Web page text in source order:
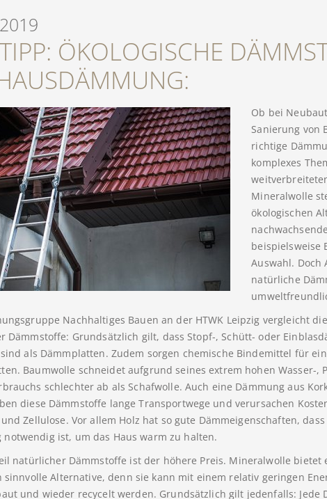
ÖKOLOGISCHE
Ob bei
Sanierung von
richtige
komplexes
Mineralwolle
ökologischen
beispielsweise
Auswahl. Doch
natürliche
Nachhaltiges Bauen an der HTWK Leipzig vergleicht
Dämmstoffe: Grundsätzlich gilt, dass Stopf-, Schütt- oder
als Dämmplatten. Zudem sorgen chemische Bindemittel für
Baumwolle schneidet aufgrund seines extrem hohen Wasser-,
schlechter ab als Schafwolle. Auch eine Dämmung aus
diese Dämmstoffe lange Transportwege und verursachen
Zellulose. Vor allem Holz hat so gute Dämmeigenschaften,
notwendig ist, um das Haus warm zu halten.
natürlicher Dämmstoffe ist der höhere Preis. Mineralwolle bietet
sinnvolle Alternative, denn sie kann mit einem relativ geringen
und wieder recycelt werden. Grundsätzlich gilt jedenfalls: Jede